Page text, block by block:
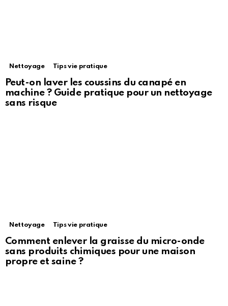
Nettoyage Tips vie pratique
Peut-on laver les coussins du canapé en
machine ? Guide pratique pour un nettoyage
sans risque
Nettoyage Tips vie pratique
Comment enlever la graisse du micro-onde
sans produits chimiques pour une maison
propre et saine ?